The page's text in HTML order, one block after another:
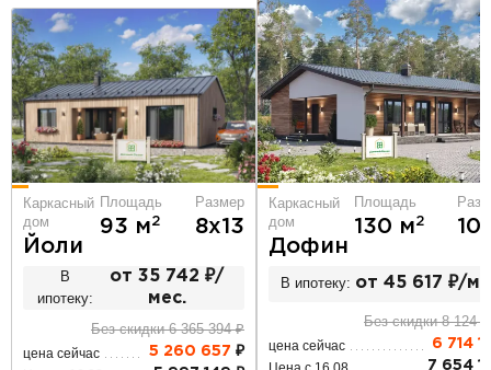
Каркасный
дом
Йоли
Площадь
93 м2
Размер
8х13
В
ипотеку:
от 35 742 ₽/
мес.
Без скидки 6 365 394 ₽
цена сейчас 5 260 657 ₽
Каркасный
дом
Дофин
Площадь
130 м2
В ипотеку: от 45 617 ₽/
Без скидки 8 124
цена сейчас 6 714
7 654